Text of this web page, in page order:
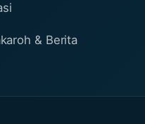
& Berita